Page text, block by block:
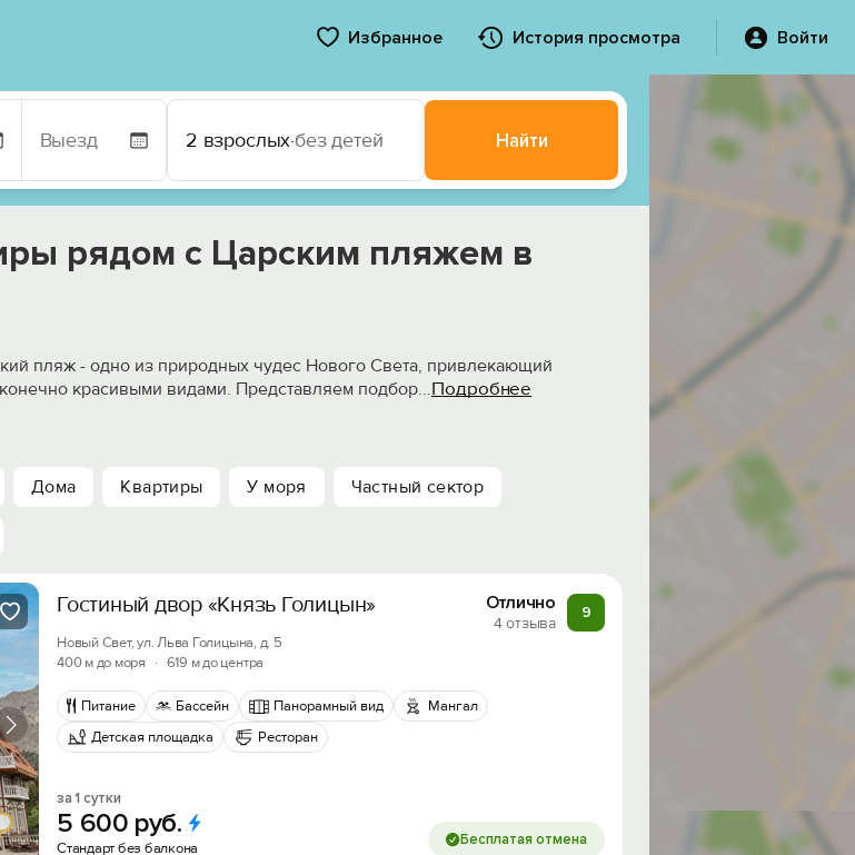
Избранное История просмотра Войти
2 взрослых·без детей Найти
рядом с Царским пляжем в
пляж - одно из природных чудес Нового Света, привлекающий
красивыми видами. Представляем подбор...Подробнее
Дома Квартиры У моря Частный сектор
Гостиный двор «Князь Голицын» Отлично
4 отзыва
9
Новый Свет, ул. Льва Голицына, д. 5
400 м до моря
· 619 м до центра
Питание Бассейн Панорамный вид
Мангал
Детская площадка
Ресторан
за 1 сутки
5 600 руб.
Стандарт без балкона Бесплатая отмена